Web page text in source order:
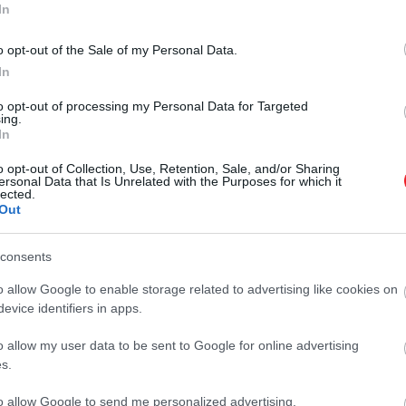
opt-out of the Sale of my Personal Data.
opt-out of processing my Personal Data for Targeted
opt-out of Collection, Use, Retention, Sale, and/or Sharing
Data that Is Unrelated with the Purposes for which it
allow Google to enable storage related to advertising like cookies on
identifiers in apps.
allow my user data to be sent to Google for online advertising
allow Google to send me personalized advertising.
keringő pletykát oszlatott el Oscar-
feltételezéseket megcáfolta, az tény,
hogy büszkélkedett volna vele.
Minderről egy őszinte interjúban
rejtette el 25 évre az